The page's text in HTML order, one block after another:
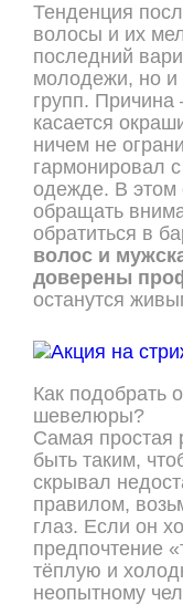
Тенденция
волосы и их
последний
молодежи, но и
групп. Причина
касается
ничем не
гармонировал
одежде. В этом
обращать
обратиться в
волос и
доверены
останутся
Как подобрать
шевелюры?
Самая простая
быть таким,
скрывал
правилом,
глаз. Если он
предпочтение
тёплую и
неопытному